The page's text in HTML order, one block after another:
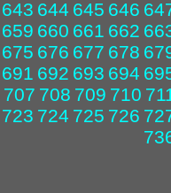
643 644 645 646
659 660 661 662
675 676 677 678
691 692 693 694
707 708 709 710
723 724 725 726